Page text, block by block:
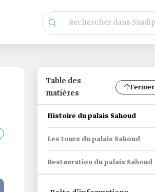
Table des
matières
Fermer
Histoire du palais Sahoud
Les tours du palais Sahoud
Restauration du palais Sahoud